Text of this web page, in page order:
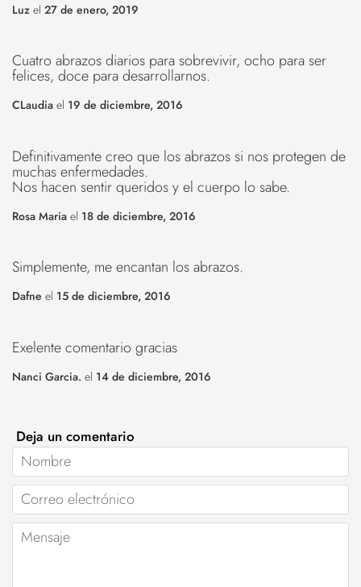
Luz el 27 de enero, 2019
Cuatro abrazos diarios para sobrevivir, ocho para ser
felices, doce para desarrollarnos.
CLaudia el 19 de diciembre, 2016
Definitivamente creo que los abrazos si nos protegen de
muchas enfermedades.
Nos hacen sentir queridos y el cuerpo lo sabe.
Rosa Maria el 18 de diciembre, 2016
Simplemente, me encantan los abrazos.
Dafne el 15 de diciembre, 2016
Exelente comentario gracias
Nanci Garcia. el 14 de diciembre, 2016
Deja un comentario
Nombre
Correo
electrónico
Mensaje